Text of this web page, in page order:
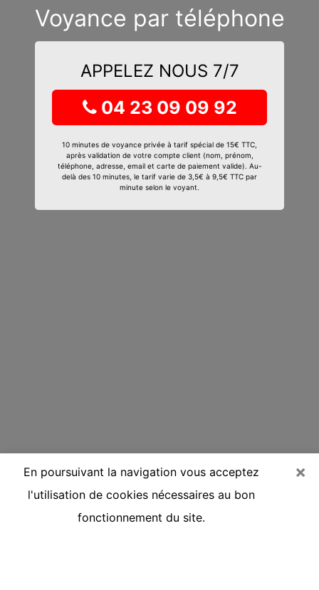
Voyance par téléphone
APPELEZ NOUS 7/7
04 23 09 09 92
10 minutes de voyance privée à tarif spécial de 15€ TTC,
après validation de votre compte client (nom, prénom,
téléphone, adresse, email et carte de paiement valide). Au-
delà des 10 minutes, le tarif varie de 3,5€ à 9,5€ TTC par
minute selon le voyant.
×
En poursuivant la navigation vous acceptez
l'utilisation de cookies nécessaires au bon
fonctionnement du site.